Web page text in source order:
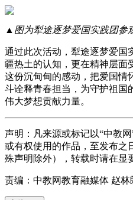
▲图为犁途逐梦爱国实践团参
通过此次活动，犁途逐梦爱国
疆热土的认知，更在精神层面
这份沉甸甸的感动，把爱国情
斗诠释青春担当，为守护祖国
伟大梦想贡献力量。
声明：凡来源或标记以“中教
或有权使用的作品，至发布之
殊声明除外），转载时请在显
责编：中教网教育融媒体 赵林